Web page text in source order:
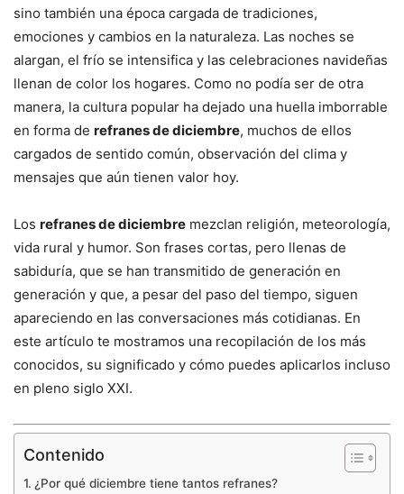
sino también una época cargada de tradiciones,
emociones y cambios en la naturaleza. Las noches se
alargan, el frío se intensifica y las celebraciones navideñas
llenan de color los hogares. Como no podía ser de otra
manera, la cultura popular ha dejado una huella imborrable
en forma de refranes de diciembre, muchos de ellos
cargados de sentido común, observación del clima y
mensajes que aún tienen valor hoy.
Los refranes de diciembre mezclan religión, meteorología,
vida rural y humor. Son frases cortas, pero llenas de
sabiduría, que se han transmitido de generación en
generación y que, a pesar del paso del tiempo, siguen
apareciendo en las conversaciones más cotidianas. En
este artículo te mostramos una recopilación de los más
conocidos, su significado y cómo puedes aplicarlos incluso
en pleno siglo XXI.
Contenido
¿Por qué diciembre tiene tantos refranes?